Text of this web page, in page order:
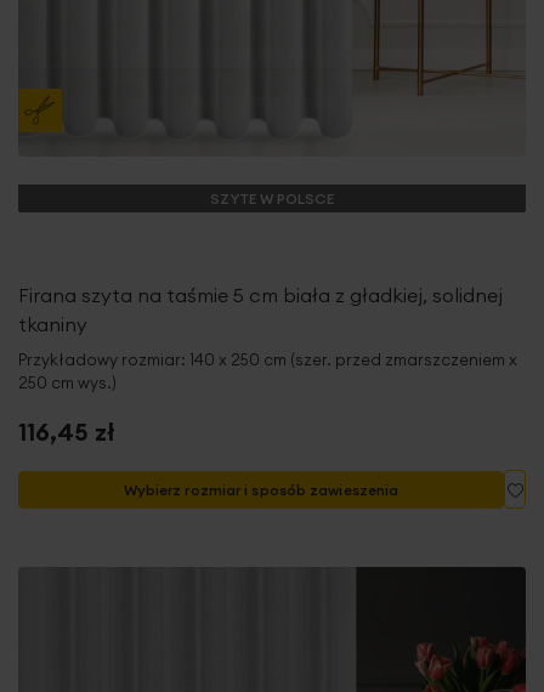
SZYTE W POLSCE
Firana szyta na taśmie 5 cm biała z gładkiej, solidnej
tkaniny
Przykładowy rozmiar: 140 x 250 cm (szer. przed zmarszczeniem x
250 cm wys.)
116,45 zł
Wybierz rozmiar i sposób zawieszenia